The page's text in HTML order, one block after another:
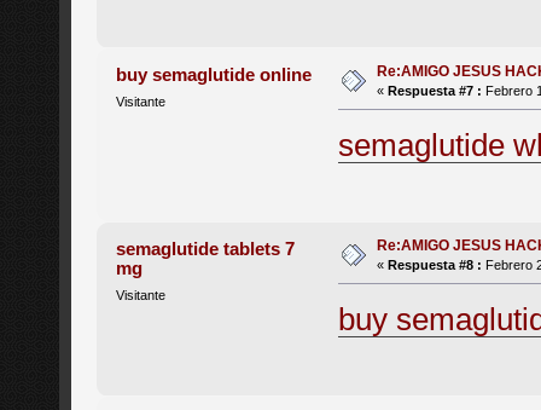
buy semaglutide online
Visitante
Re:AMIGO JESUS
« Respuesta #7 : Febrero
semaglutide
semaglutide tablets 7
mg
Visitante
Re:AMIGO JESUS
« Respuesta #8 : Febrero
buy